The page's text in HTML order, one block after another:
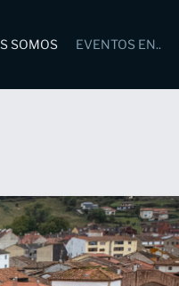
SOMOS EVENTOS EN..